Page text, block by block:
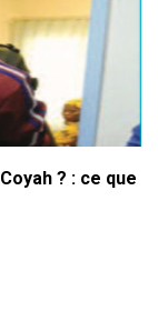
? : ce que